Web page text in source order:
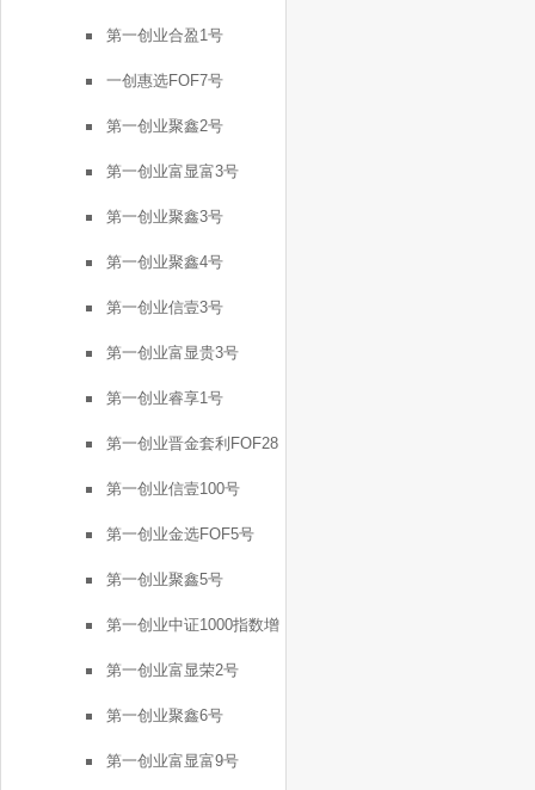
号
第一创业合盈1号
一创惠选FOF7号
第一创业聚鑫2号
第一创业富显富3号
第一创业聚鑫3号
第一创业聚鑫4号
第一创业信壹3号
第一创业富显贵3号
第一创业睿享1号
第一创业晋金套利FOF28
号
第一创业信壹100号
第一创业金选FOF5号
第一创业聚鑫5号
第一创业中证1000指数增
强FOF1号
第一创业富显荣2号
第一创业聚鑫6号
第一创业富显富9号